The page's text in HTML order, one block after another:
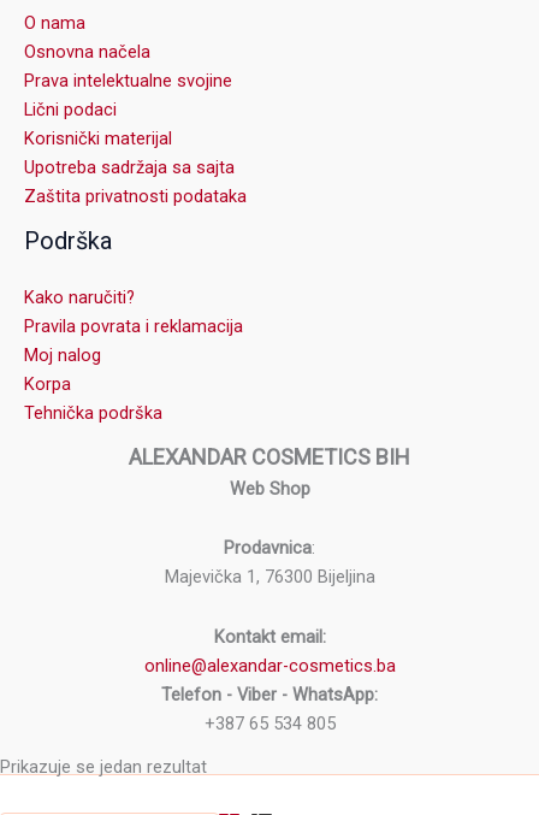
Prikazuje se jedan rezultat
O nama
Osnovna načela
Prava intelektualne svojine
Lični podaci
Korisnički materijal
Upotreba sadržaja sa sajta
Zaštita privatnosti podataka
Podrška
Kako naručiti?
Pravila povrata i reklamacija
Moj nalog
Korpa
Tehnička podrška
ALEXANDAR COSMETICS BIH
Web Shop
Prodavnica:
Majevička 1, 76300 Bijeljina
Kontakt email:
online@alexandar-cosmetics.ba
Telefon - Viber - WhatsApp:
+387 65 534 805